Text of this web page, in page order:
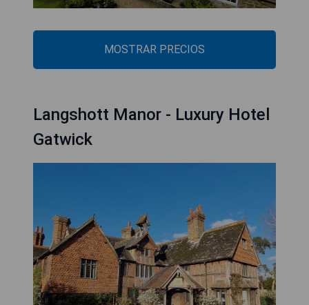
MOSTRAR PRECIOS
Langshott Manor - Luxury Hotel
Gatwick